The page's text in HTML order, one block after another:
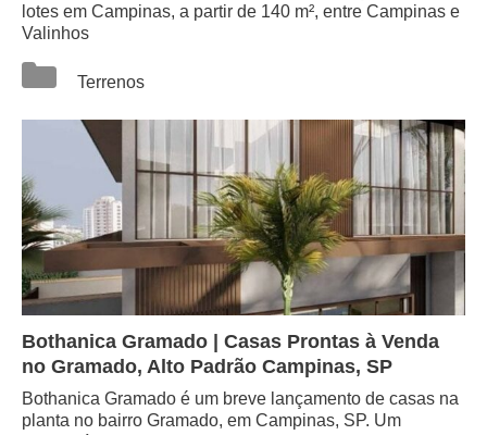
lotes em Campinas, a partir de 140 m², entre Campinas e
Valinhos
Terrenos
Bothanica Gramado | Casas Prontas à Venda
no Gramado, Alto Padrão Campinas, SP
Bothanica Gramado é um breve lançamento de casas na
planta no bairro Gramado, em Campinas, SP. Um